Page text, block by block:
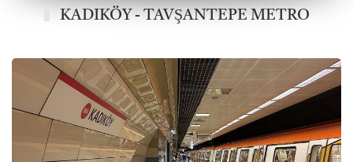
KADIKÖY - TAVŞANTEPE METRO